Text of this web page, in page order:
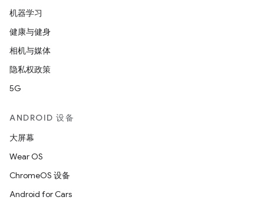
机器学习
健康与健身
相机与媒体
隐私权政策
5G
ANDROID 设备
大屏幕
Wear OS
ChromeOS 设备
Android for Cars